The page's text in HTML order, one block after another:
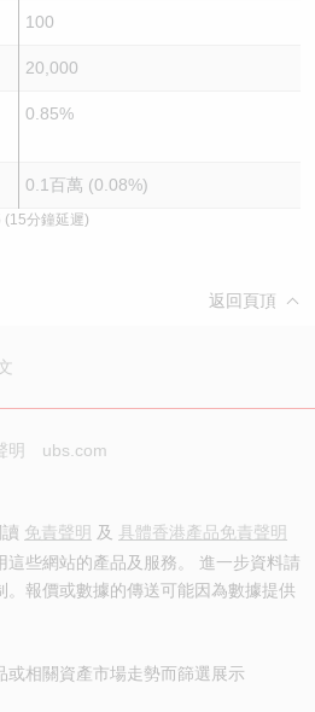
100
20,000
0.85%
0.1百萬 (0.08%)
(15分鐘延遲)
返回頁頂
明 ubs.com
免責聲明 及 具體香港產品免責聲明
這些網站的產品及服務。 進一步資料請
報價或數據的傳送可能因為數據提供
或相關資產市場走勢而篩選展示